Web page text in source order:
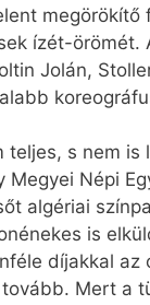
ízét-örömét.
Jolán,
teljes, s nem
Megyei Népi
algériai
is
díjakkal az
Mert a